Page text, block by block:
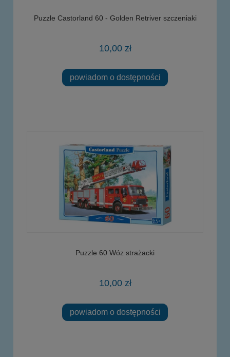
Puzzle Castorland 60 - Golden Retriver szczeniaki
10,00 zł
powiadom o dostępności
Puzzle 60 Wóz strażacki
10,00 zł
powiadom o dostępności